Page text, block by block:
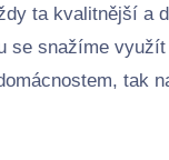
ta kvalitnější a
se snažíme
tak